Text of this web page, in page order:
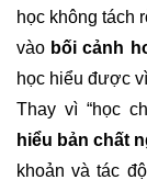
học không tách
vào bối cảnh
học hiểu được
Thay vì “học
hiểu bản chất
khoản và tác